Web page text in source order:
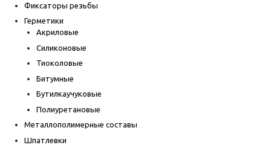
Фиксаторы резьбы
Герметики
Акриловые
Силиконовые
Тиоколовые
Битумные
Бутилкаучуковые
Полиуретановые
Металлополимерные составы
Шпатлевки